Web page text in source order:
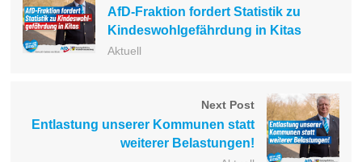
AfD-Fraktion fordert Statistik zu
Kindeswohlgefährdung in Kitas
Aktuell
Next Post
Entlastung unserer Kommunen statt
weiterer Belastungen!